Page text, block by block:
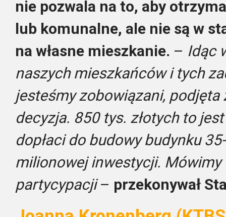
nie pozwala na to, aby
lub komunalne, ale nie są w
na własne mieszkanie. – Idąc
naszych mieszkańców i tych
jesteśmy zobowiązani, podjęta
decyzja. 850 tys. złotych to
dopłaci do budowy budynku
milionowej inwestycji. Mówimy
partycypacji– przekonywał